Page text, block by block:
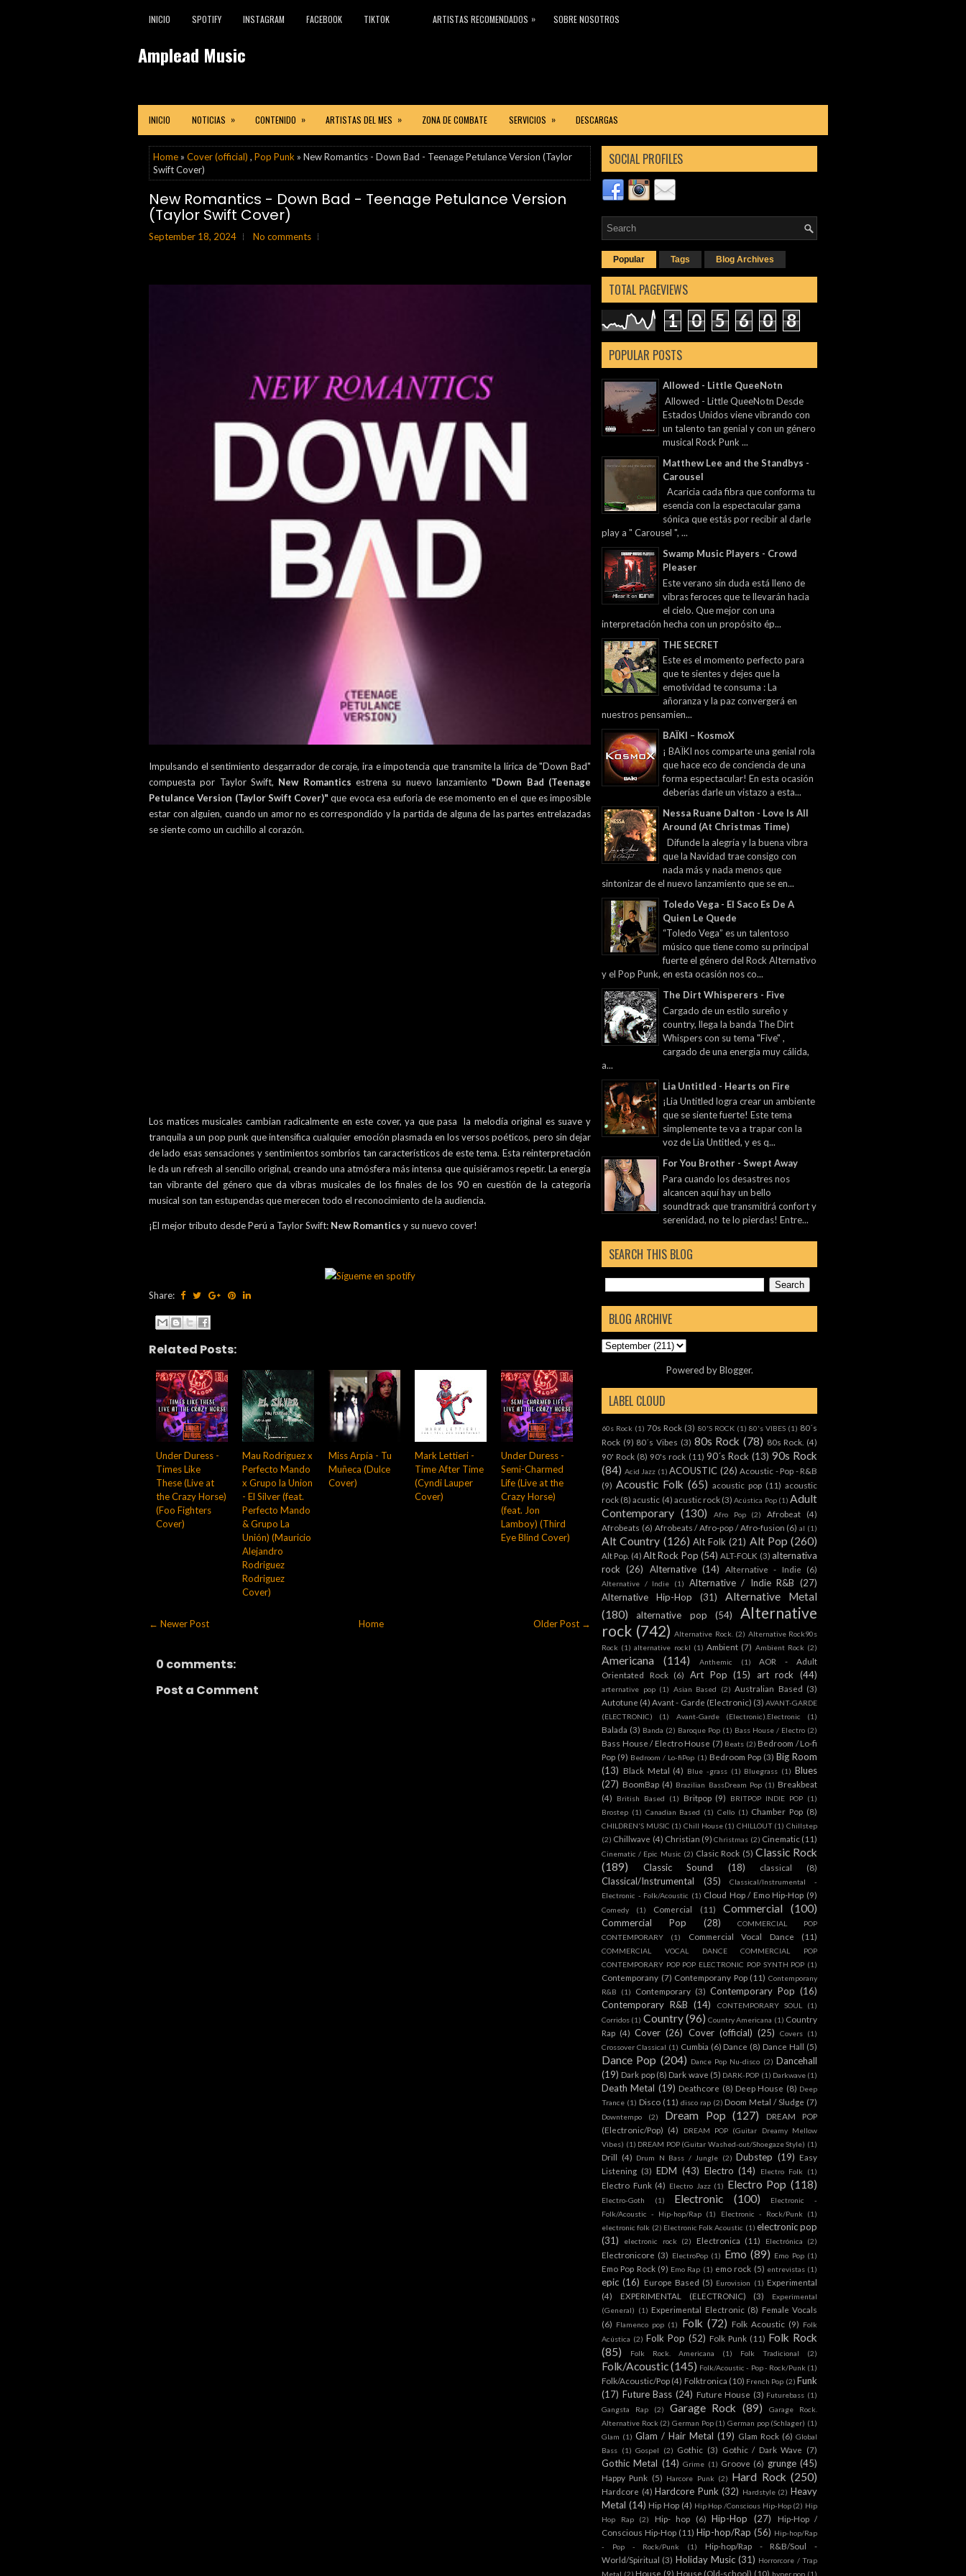
INICIO SPOTIFY INSTAGRAM FACEBOOK TIKTOK ARTISTAS RECOMENDADOS » SOBRE NOSOTROS
Amplead Music
INICIO NOTICIAS » CONTENIDO » ARTISTAS DEL MES » ZONA DE COMBATE SERVICIOS » DESCARGAS
Home » Cover (official) , Pop Punk » New Romantics - Down Bad - Teenage Petulance Version (Taylor
Swift Cover)
New Romantics - Down Bad - Teenage Petulance Version
(Taylor Swift Cover)
September 18, 2024 No comments
Impulsando el sentimiento desgarrador de coraje, ira e impotencia que transmite la lírica de "Down Bad"
compuesta por Taylor Swift, New Romantics estrena su nuevo lanzamiento "Down Bad (Teenage
Petulance Version (Taylor Swift Cover)" que evoca esa euforia de ese momento en el que es imposible
estar con alguien, cuando un amor no es correspondido y la partida de alguna de las partes entrelazadas
se siente como un cuchillo al corazón.
Los matices musicales cambian radicalmente en este cover, ya que pasa la melodía original es suave y
tranquila a un pop punk que intensifica cualquier emoción plasmada en los versos poéticos, pero sin dejar
de lado esas sensaciones y sentimientos sombríos tan característicos de este tema. Esta reinterpretación
le da un refresh al sencillo original, creando una atmósfera más intensa que quisiéramos repetir. La energía
tan vibrante del género que da vibras musicales de los finales de los 90 en cuestión de la categoría
musical son tan estupendas que merecen todo el reconocimiento de la audiencia.
¡El mejor tributo desde Perú a Taylor Swift: New Romantics y su nuevo cover!
Share:
Related Posts:
Under Duress -
Times Like
These (Live at
the Crazy Horse)
(Foo Fighters
Cover)
Mau Rodriguez x
Perfecto Mando
x Grupo la Union
- El Silver (feat.
Perfecto Mando
& Grupo La
Unión) (Mauricio
Alejandro
Rodriguez
Rodriguez
Cover)
Miss Arpía - Tu
Muñeca (Dulce
Cover)
Mark Lettieri -
Time After Time
(Cyndi Lauper
Cover)
Under Duress -
Semi-Charmed
Life (Live at the
Crazy Horse)
(feat. Jon
Lamboy) (Third
Eye Blind Cover)
← Newer Post Older Post →
Home
0 comments:
Post a Comment
SOCIAL PROFILES
Popular Tags Blog Archives
TOTAL PAGEVIEWS
1 0 5 6 0 8
POPULAR POSTS
Allowed - Little QueeNotn
Allowed - Little QueeNotn Desde
Estados Unidos viene vibrando con
un talento tan genial y con un género
musical Rock Punk ...
Matthew Lee and the Standbys -
Carousel
Acaricia cada fibra que conforma tu
esencia con la espectacular gama
sónica que estás por recibir al darle
play a " Carousel ", ...
Swamp Music Players - Crowd
Pleaser
Este verano sin duda está lleno de
vibras feroces que te llevarán hacia
el cielo. Que mejor con una
interpretación hecha con un propósito ép...
THE SECRET
Este es el momento perfecto para
que te sientes y dejes que la
emotividad te consuma : La
añoranza y la paz convergerá en
nuestros pensamien...
BAÏKI – KosmoX
¡ BAÏKI nos comparte una genial rola
que hace eco de conciencia de una
forma espectacular! En esta ocasión
deberías darle un vistazo a esta...
Nessa Ruane Dalton - Love Is All
Around (At Christmas Time)
Difunde la alegría y la buena vibra
que la Navidad trae consigo con
nada más y nada menos que
sintonizar de el nuevo lanzamiento que se en...
Toledo Vega - El Saco Es De A
Quien Le Quede
“Toledo Vega” es un talentoso
músico que tiene como su principal
fuerte el género del Rock Alternativo
y el Pop Punk, en esta ocasión nos co...
The Dirt Whisperers - Five
Cargado de un estilo sureño y
country, llega la banda The Dirt
Whispers con su tema "Five" ,
cargado de una energía muy cálida,
a...
Lia Untitled - Hearts on Fire
¡Lia Untitled logra crear un ambiente
que se siente fuerte! Este tema
simplemente te va a trapar con la
voz de Lia Untitled, y es q...
For You Brother - Swept Away
Para cuando los desastres nos
alcancen aquí hay un bello
soundtrack que transmitirá confort y
serenidad, no te lo pierdas! Entre...
SEARCH THIS BLOG
BLOG ARCHIVE
Powered byBlogger.
LABEL CLOUD
60s Rock (1) 70s Rock (3) 80'S ROCK (1) 80's VIBES (1) 80´s
Rock (9) 80´s Vibes (3) 80s Rock (78) 80s Rock. (4)
90' Rock (8) 90's rock (11) 90´s Rock (13) 90s Rock
(84) Acid Jazz (1) ACOUSTIC (26) Acoustic - Pop - R&B
(9) Acoustic Folk (65) acoustic pop (11) acoustic
rock (8) acustic (4) acustic rock (3) Acústica Pop (1) Adult
Contemporary (130) Afro Pop (2) Afrobeat
(4)
Afrobeats (6) Afrobeats / Afro-pop / Afro-fusion (6) al (1)
Alt Country (126) Alt Folk (21) Alt Pop (260)
Alt Pop. (4) Alt Rock Pop (54) ALT-FOLK (3) alternativa
rock (26) Alternative (14) Alternative - Indie (6)
Alternative / Indie (1) Alternative / Indie R&B (27)
Alternative Hip-Hop
(31)
Alternative Metal
(180)
alternative pop (54)
Alternative
rock (742) Alternative Rock. (2) Alternative Rock90s
Rock (1) alternative rockl (1) Ambient (7) Ambient Rock (2)
Americana (114) Anthemic (1)
AOR - Adult
Orientated Rock (6) Art Pop (15) art rock (44)
arternative pop (1) Asian Based (2) Australian Based (3)
Autotune (4) Avant - Garde (Electronic) (3) AVANT-GARDE
(ELECTRONIC)
(1) Avant-Garde (Electronic).Electronic (1)
Balada (3) Banda (2) Baroque Pop (1) Bass House / Electro (2)
Bass House / Electro House (7) Beats (2) Bedroom / Lo-fi
Pop (9) Bedroom / Lo-fiPop (1) Bedroom Pop (3) Big Room
(13) Black Metal (4) Blue -grass (1) Bluegrass (1) Blues
(27) BoomBap (4) Brazilian BassDream Pop (1) Breakbeat
(4)
British Based (1) Britpop (9) BRITPOP INDIE POP (1)
Brostep (1) Canadian Based (1) Cello (1) Chamber Pop (8)
CHILDREN'S MUSIC (1) Chill House (1) CHILLOUT (1) Chillstep
(2) Chillwave (4) Christian (9) Christmas (2) Cinematic (11)
Cinematic / Epic Music (2) Clasic Rock (5) Classic Rock
(189)
Classic Sound (18) classical (8)
Classical/Instrumental (35)
Classical/Instrumental -
Electronic - Folk/Acoustic (1) Cloud Hop / Emo Hip-Hop (9)
Comedy (1) Comercial (11) Commercial (100)
Commercial Pop (28)
COMMERCIAL POP
CONTEMPORARY
(1) Commercial Vocal Dance (11)
COMMERCIAL VOCAL DANCE COMMERCIAL POP
CONTEMPORARY POP POP ELECTRONIC POP SYNTH POP (1)
Contemporany (7) Contemporany Pop (11) Contemporany
R&B
(1) Contemporary (3) Contemporary Pop (16)
Contemporary R&B (14) CONTEMPORARY SOUL
(1)
Corridos (1) Country(96) Country Americana (1) Country
Rap (4) Cover (26) Cover (official) (25) Covers (1)
Crossover Classical (1) Cumbia (6) Dance (8) Dance Hall (5)
Dance Pop (204) Dance Pop Nu-disco (2) Dancehall
(19) Dark pop (8) Dark wave (5) DARK-POP (1) Darkwave (1)
Death Metal (19) Deathcore (8) Deep House (8) Deep
Trance (1) Disco (11) disco rap (2) Doom Metal / Sludge (7)
Downtempo (2) Dream Pop (127)
DREAM POP
(Electronic/Pop) (4)
DREAM POP (Guitar Dreamy Mellow
Vibes) (1) DREAM POP (Guitar Washed-out/Shoegaze Style) (1)
Drill (4) Drum N Bass / Jungle (2) Dubstep (19) Easy
Listening (3) EDM (43) Electro (14) Electro Folk (1)
Electro Funk (4) Electro Jazz (1) Electro Pop (118)
Electro-Goth (1) Electronic (100)
Electronic -
Folk/Acoustic - Hip-hop/Rap (1) Electronic - Rock/Punk
(1)
electronic folk (2) Electronic Folk Acoustic (1) electronic pop
(31)
electronic rock (2) Electronica (11) Electrónica (2)
Electronicore (3) ElectroPop (1) Emo (89) Emo Pop (1)
Emo Pop Rock (9) Emo Rap (1) emo rock (5) entrevistas (1)
epic (16) Europe Based (5) Eurovision (1) Experimental
(4)
EXPERIMENTAL (ELECTRONIC) (3)
Experimental
(General) (1) Experimental Electronic (8) Female Vocals
(6) Flamenco pop (1) Folk (72) Folk Acoustic (9) Folk
Acústica (2) Folk Pop (52) Folk Punk (11) Folk Rock
(85)
Folk Rock. Americana (1) Folk Tradicional (2)
Folk/Acoustic(145) Folk/Acoustic - Pop - Rock/Punk (1)
Folk/Acoustic/Pop (4) Folktronica (10) French Pop (2) Funk
(17) Future Bass (24) Future House (3) Futurebass (1)
Gangsta Rap
(2) Garage Rock (89)
Garage Rock.
Alternative Rock (2) German Pop (1) German pop (Schlager) (1)
Glam (1) Glam / Hair Metal (19) Glam Rock (6) Global
Bass (1) Gospel (2) Gothic (3) Gothic / Dark Wave (7)
Gothic Metal (14) Grime (1) Groove (6) grunge (45)
Happy Punk (5) Harcore Punk (2) Hard Rock (250)
Hardcore (4) Hardcore Punk (32) Hardstyle (2) Heavy
Metal (14) Hip Hop (4) Hip Hop /Conscious Hip-Hop (2) Hip
Hop Rap
(2) Hip- hop (6) Hip-Hop (27)
Hip-Hop /
Conscious Hip-Hop (11) Hip-hop/Rap (56) Hip-hop/Rap
- Pop - Rock/Punk
(1)
Hip-hop/Rap - R&B/Soul -
World/Spiritual (3) Holiday Music (31) Horrorcore / Trap
Metal (2) House (9) House (Old-school) (10) hyper pop (1)